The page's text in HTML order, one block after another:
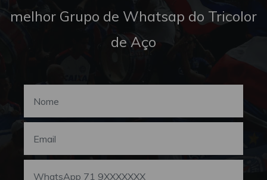
melhor Grupo de Whatsap do Tricolor
de Aço